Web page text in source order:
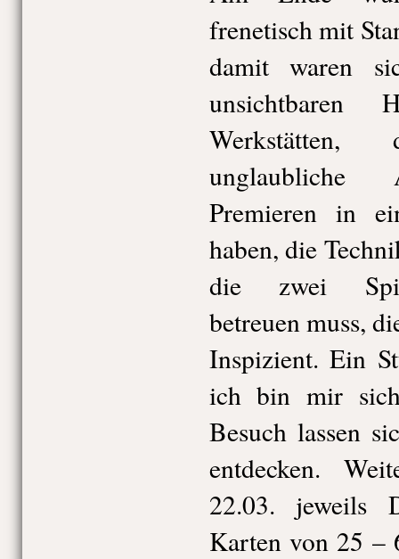
frenetisch mit
damit waren
unsichtbaren
unglaubliche
Premieren in
haben, die
die zwei
betreuen muss,
Inspizient. Ein
ich bin mir
Besuch lassen
entdecken.
22.03. jeweils
Karten von 25 –